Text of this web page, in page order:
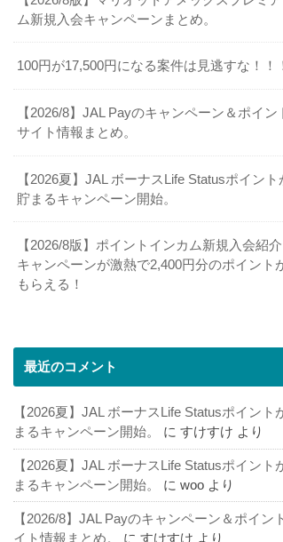
ム新規入会キャンペーンまとめ。
100円が17,500円になる案件は見逃すな！！
【2026/8】JAL Payのキャンペーン＆ポイン
サイト情報まとめ。
【2026夏】JAL ボーナスLife Statusポイント
貯まるキャンペーン開始。
【2026/8版】ポイントインカム新規入会紹介
キャンペーンが激熱で2,400円分のポイント
もらえる！
最近のコメント
【2026夏】JAL ボーナスLife Statusポイント
まるキャンペーン開始。
に すけすけ より
【2026夏】JAL ボーナスLife Statusポイント
まるキャンペーン開始。
に woo より
【2026/8】JAL Payのキャンペーン＆ポイン
イト情報まとめ。
に すけすけ より